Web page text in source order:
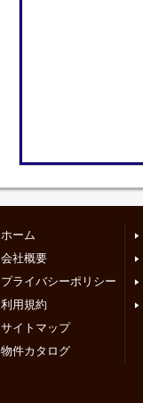
ホーム
会社概要
プライバシーポリシー
利用規約
サイトマップ
物件カタログ